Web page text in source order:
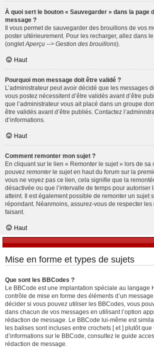
À quoi sert le bouton « Sauvegarder » dans la page
message ?
Il vous permet de sauvegarder des brouillons de vos
poster ultérieurement. Pour les recharger, allez dans
(onglet Aperçu --> Gestion des brouillons).
Haut
Pourquoi mon message doit être validé ?
L’administrateur peut avoir décidé que les messages
vous postez nécessitent d’être validés avant d’être
que l’administrateur vous ait placé dans un groupe
être validés avant d’être publiés. Contactez
d’informations.
Haut
Comment remonter mon sujet ?
En cliquant sur le lien « Remonter le sujet » lors de sa
pouvez remonterle sujet en haut du forum sur la
vous ne voyez pas ce lien, cela signifie que la
désactivée ou que l’intervalle de temps pour autoriser
atteint. Il est également possible de remonter un sujet
répondant. Néanmoins, assurez-vous de respecter les
faisant.
Haut
Mise en forme et types de sujets
Que sont les BBCodes ?
Le BBCode est une implantation spéciale au langage
contrôle de mise en forme des éléments d’un
décider si vous pouvez utiliser les BBCodes, vous
dans chacun de vos messages en utilisant l’option
rédaction de message. Le BBCode lui-même est
les balises sont incluses entre crochets [ et ] plutôt que
d’informations sur le BBCode, consultez le guide
rédaction de message.